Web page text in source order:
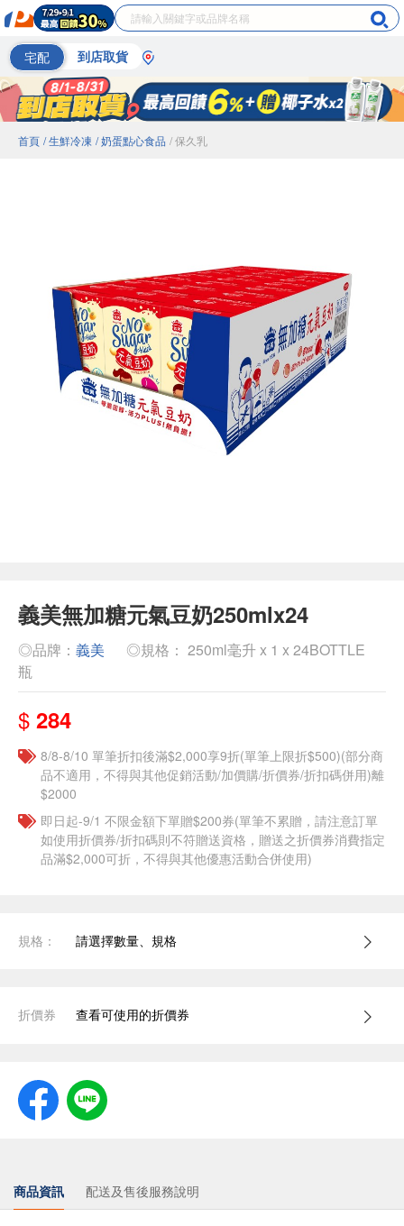
宅配 到店取貨
首頁 / 生鮮冷凍 / 奶蛋點心食品 / 保久乳
義美無加糖元氣豆奶250mlx24
◎品牌： 義美
◎規格： 250ml毫升 x 1 x 24BOTTLE
瓶
$ 284
8/8-8/10 單筆折扣後滿$2,000享9折(單筆上限折$500)(部分商
品不適用，不得與其他促銷活動/加價購/折價券/折扣碼併用)離
$2000
即日起-9/1 不限金額下單贈$200券(單筆不累贈，請注意訂單
如使用折價券/折扣碼則不符贈送資格，贈送之折價券消費指定
品滿$2,000可折，不得與其他優惠活動合併使用)
規格： 請選擇數量、規格
折價券 查看可使用的折價券
商品資訊 配送及售後服務說明